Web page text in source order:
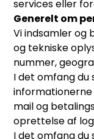
services eller
Generelt om
Vi indsamler og
og tekniske
nummer,
I det omfang du
informationerne
mail og
oprettelse af
I det omfang du